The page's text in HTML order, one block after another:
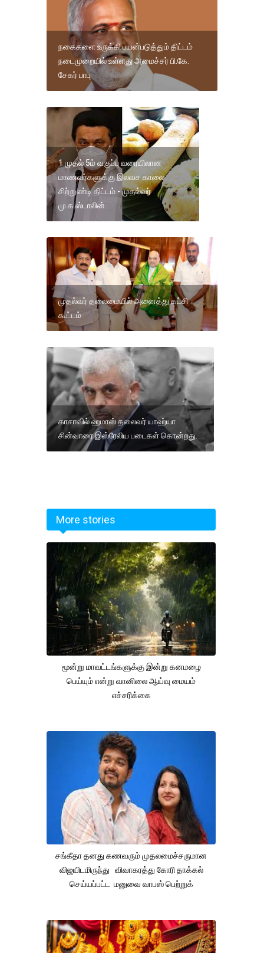
நகைகளை உருக்கி பயன்படுத்தும் திட்டம்
நடைமுறையில் உள்ளது அமைச்சர் பி.கே.
சேகர் பாபு
1 முதல் 5ம் வகுப்பு வரையிலான
மாணவர்களுக்கு இலவச காலை
சிற்றுண்டி திட்டம் - முதல்வர்
மு.க.ஸ்டாலின்.
முதல்வர் தலைமையில் அனைத்து கட்சி
கூட்டம்
காசாவில் ஹமாஸ் தலைவர் யாஹ்யா
சின்வாரை இஸ்ரேலிய படைகள் கொன்றது. .
More stories
மூன்று மாவட்டங்களுக்கு இன்று கனமழை
பெய்யும் என்று வானிலை ஆய்வு மையம்
எச்சரிக்கை
சங்கீதா தனது கணவரும் முதலமைச்சருமான
விஜயிடமிருந்து விவாகரத்து கோரி தாக்கல்
செய்யப்பட்ட மனுவை வாபஸ் பெற்றுக்